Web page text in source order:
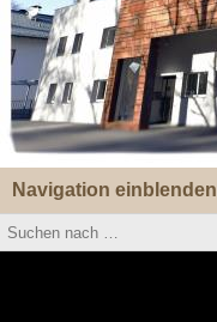
Navigation einblenden